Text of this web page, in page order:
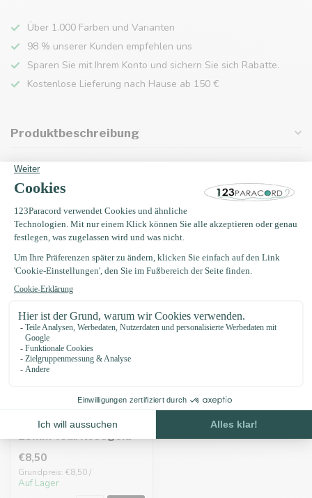
Über 1.000 Farben und Varianten
98 % unserer Kunden empfehlen uns
Sparen Sie mit Ihrem Konto und sichern Sie sich Rabatte.
Kostenlose Lieferung nach Hause ab 150 €
Produktbeschreibung
Eigenschaften
Zuletzt angesehen
Biothane adapter
25MM Teal/Rosegold
€8,50
Grundpreis: €8,50 /
Auf Lager